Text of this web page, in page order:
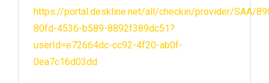
https://portal.deskline.net/all/checkin/provider/SAA/
80fd-4536-b589-8892f389dc51?
userId=e72664dc-cc92-4f20-ab0f-
0ea7c16d03dd